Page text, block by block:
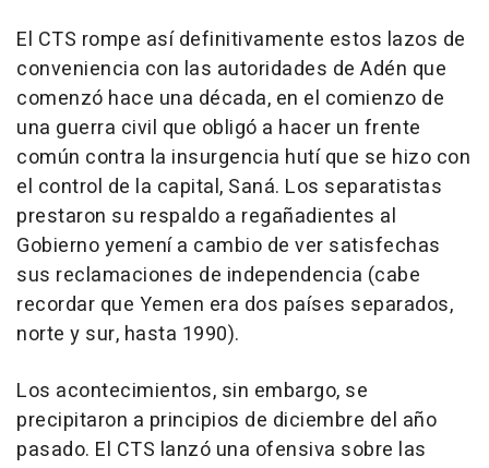
El CTS rompe así definitivamente estos lazos de
conveniencia con las autoridades de Adén que
comenzó hace una década, en el comienzo de
una guerra civil que obligó a hacer un frente
común contra la insurgencia hutí que se hizo con
el control de la capital, Saná. Los separatistas
prestaron su respaldo a regañadientes al
Gobierno yemení a cambio de ver satisfechas
sus reclamaciones de independencia (cabe
recordar que Yemen era dos países separados,
norte y sur, hasta 1990).
Los acontecimientos, sin embargo, se
precipitaron a principios de diciembre del año
pasado. El CTS lanzó una ofensiva sobre las